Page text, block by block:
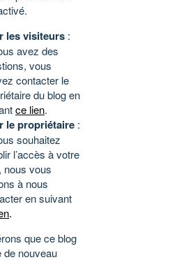
les visiteurs :
avez des
vous
contacter le
du blog en
ce lien.
le propriétaire :
souhaitez
l’accès à votre
nous vous
à nous
en suivant
.
que ce blog
de nouveau